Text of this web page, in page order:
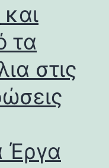
τα
στις
Έργα